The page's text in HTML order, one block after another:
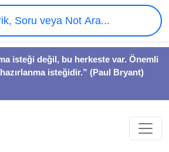
isteği değil, bu herkeste var. Önemli
isteğidir.” (Paul Bryant)
Soru veya Not Ara...